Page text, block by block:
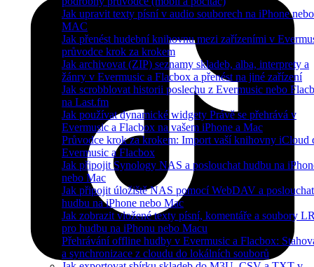
Jak upravit texty písní v audio souborech na iPhone nebo
MAC
Jak přenést hudební knihovnu mezi zařízeními v
průvodce krok za krokem
Jak archivovat (ZIP) seznamy skladeb, alba, interprety a
žánry v Evermusic a Flacbox a přenést na jiné zařízení
Jak scrobblovat historii poslechu z Evermusic nebo
na Last.fm
Jak používat dynamické widgety Právě se přehrává v
Evermusic a Flacbox na vašem iPhone a Mac
Průvodce krok za krokem: Import vaší knihovny iCloud
Evermusic a Flacbox
Jak připojit Synology NAS a poslouchat hudbu na
nebo Mac
Jak připojit úložiště NAS pomocí WebDAV a poslouchat
hudbu na iPhone nebo Mac
Jak zobrazit vložené texty písní, komentáře a soubory
pro hudbu na iPhonu nebo Macu
Přehrávání offline hudby v Evermusic a Flacbox:
a synchronizace z cloudu do lokálních souborů